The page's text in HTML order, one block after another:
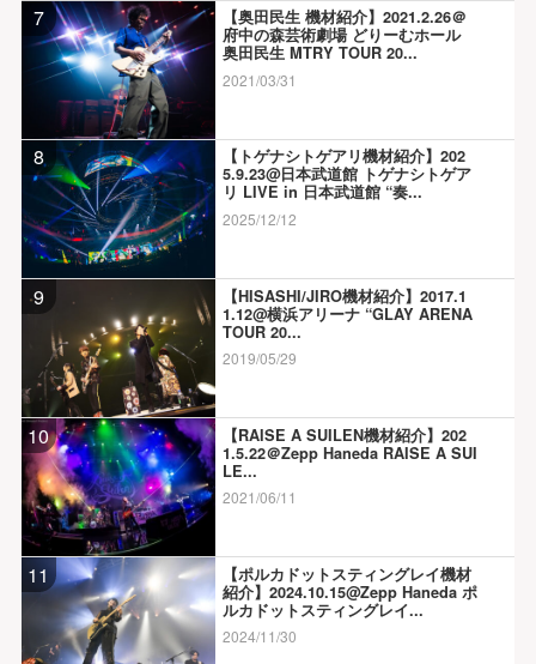
7
【奥田民生 機材紹介】2021.2.26＠
府中の森芸術劇場 どりーむホール
奥田民生 MTRY TOUR 20...
2021/03/31
8
【トゲナシトゲアリ機材紹介】202
5.9.23@日本武道館 トゲナシトゲア
リ LIVE in 日本武道館 “奏...
2025/12/12
9
【HISASHI/JIRO機材紹介】2017.1
1.12@横浜アリーナ “GLAY ARENA
TOUR 20...
2019/05/29
10
【RAISE A SUILEN機材紹介】202
1.5.22＠Zepp Haneda RAISE A SUI
LE...
2021/06/11
11
【ポルカドットスティングレイ機材
紹介】2024.10.15@Zepp Haneda ポ
ルカドットスティングレイ...
2024/11/30